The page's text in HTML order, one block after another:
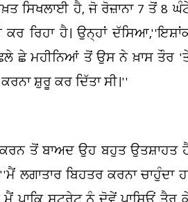
ਸਿਖਲਾਈ ਹੈ, ਜੋ ਰੋਜ਼ਾਨਾ 7 ਤੋਂ 8
ਰਿਹਾ ਹੈ। ਉਨ੍ਹਾਂ
ਛੇ ਮਹੀਨਿਆਂ ਤੋਂ ਉਸ ਨੇ ਖ਼ਾਸ ਤੌਰ
ਸ਼ੁਰੂ ਕਰ ਦਿੱਤਾ ਸੀ।''
ਕਰਨ ਤੋਂ ਬਾਅਦ ਉਹ ਬਹੁਤ ਉਤਸ਼ਾਹਤ
ਲਗਾਤਾਰ ਬਿਹਤਰ ਕਰਨਾ ਚਾਹੁੰਦਾ
ਤੋਂ ਪਰਤ ਰਿਹਾ ਗੁਰਦਾਸਪੁਰ
ਹੋ ਗਿਆ 'ਗ਼ਾਇਬ' ! ਪਰਿਵਾਰ...